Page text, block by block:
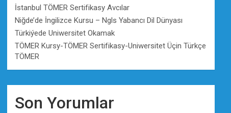
İstanbul TÖMER Sertifikasy Avcılar
Niğde’de İngilizce Kursu – Ngls Yabancı Dil Dünyası
Türkiýede Uniwersitet Okamak
TÖMER Kursy-TÖMER Sertifikasy-Uniwersitet Üçin Türkçe
TÖMER
Son Yorumlar